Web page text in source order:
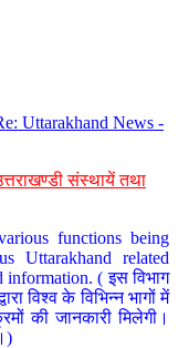
Uttarakhand News -
संस्थायें तथा
functions being
Uttarakhand related
information. ( इस विभाग
विश्व के विभिन्न भागों में
की जानकारी मिलेगी।